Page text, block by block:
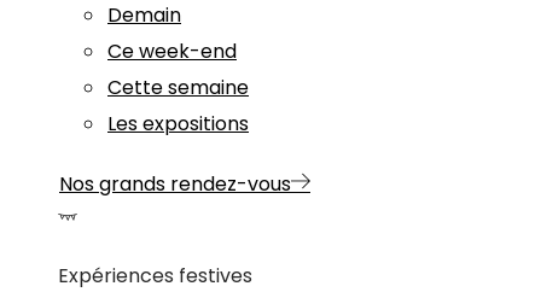
Demain
Ce week-end
Cette semaine
Les expositions
Nos grands rendez-vous
Expériences festives